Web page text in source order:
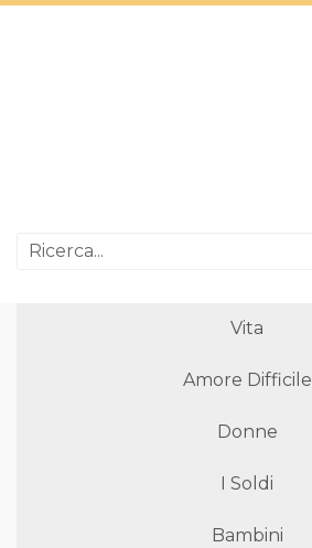
Vita
Amore Difficile
Donne
I Soldi
Bambini